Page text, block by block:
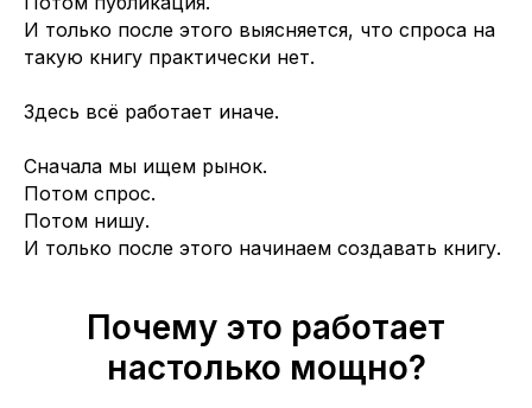
И только после этого выясняется, что спроса на
такую книгу практически нет.
Здесь всё работает иначе.
Сначала мы ищем рынок.
Потом спрос.
Потом нишу.
И только после этого начинаем создавать книгу.
Почему это работает
настолько мощно?